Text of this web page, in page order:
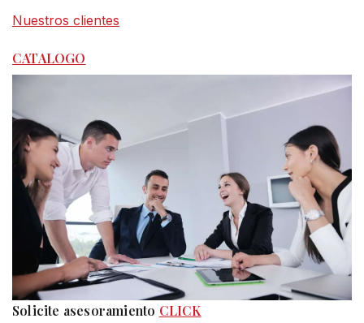
Nuestros clientes
CATALOGO
Solicite asesoramiento CLICK